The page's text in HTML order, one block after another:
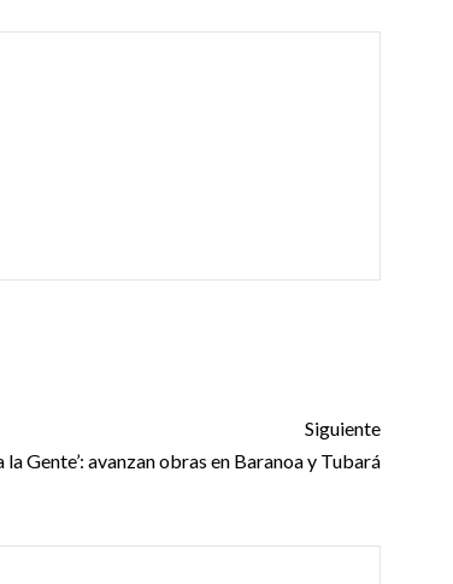
Siguiente
la Gente’: avanzan obras en Baranoa y Tubará